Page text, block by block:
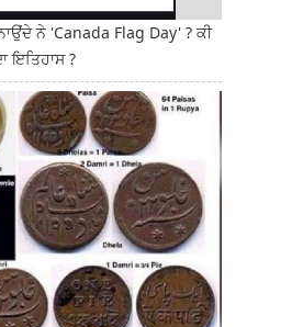
ਨੇ 'Canada Flag Day' ? ਕੀ
ਇਤਿਹਾਸ ?